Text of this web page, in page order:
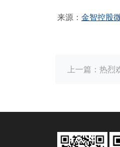
来源： 金智控股
上一篇： 热烈